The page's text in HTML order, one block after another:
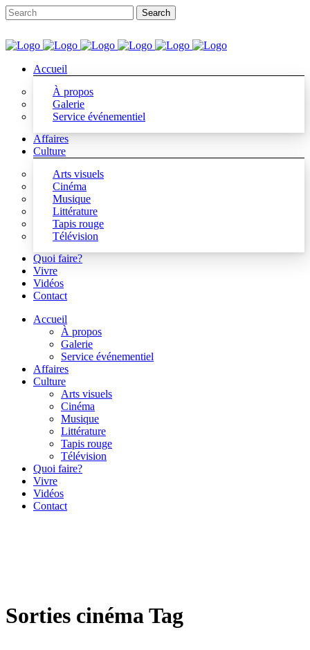
Accueil
À propos
Galerie
Service événementiel
Affaires
Culture
Arts visuels
Cinéma
Musique
Littérature
Tapis rouge
Télévision
Quoi faire?
Vivre
Vidéos
Contact
Accueil
À propos
Galerie
Service événementiel
Affaires
Culture
Arts visuels
Cinéma
Musique
Littérature
Tapis rouge
Télévision
Quoi faire?
Vivre
Vidéos
Contact
Sorties cinéma Tag